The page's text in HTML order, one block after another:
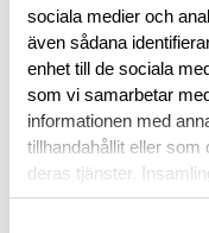
sociala medier och
även sådana
enhet till de sociala
som vi samarbetar
informationen med
tillhandahållit eller som
deras tjänster.
personuppgifter kan
BESKRIVNING
RECENSIONER